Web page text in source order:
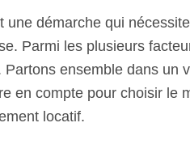
une démarche qui
Parmi les plusieurs
Partons ensemble dans un
en compte pour choisir le
locatif.